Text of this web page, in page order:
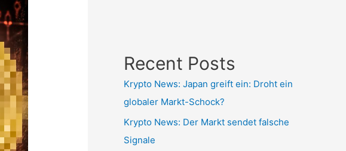
Recent Posts
Krypto News: Japan greift ein: Droht ein
globaler Markt-Schock?
Krypto News: Der Markt sendet falsche
Signale